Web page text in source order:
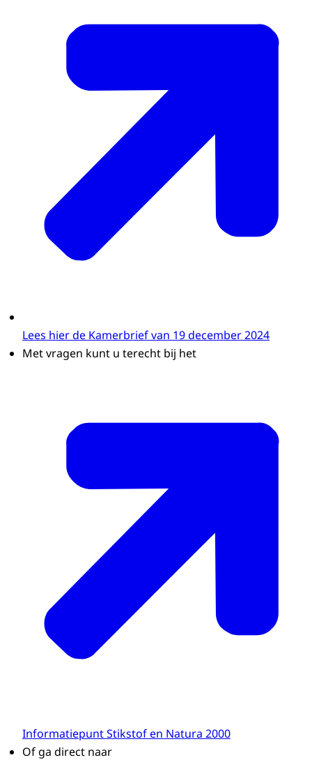
Lees hier de Kamerbrief van 19 december 2024
Met vragen kunt u terecht bij het
Informatiepunt Stikstof en Natura 2000
Of ga direct naar